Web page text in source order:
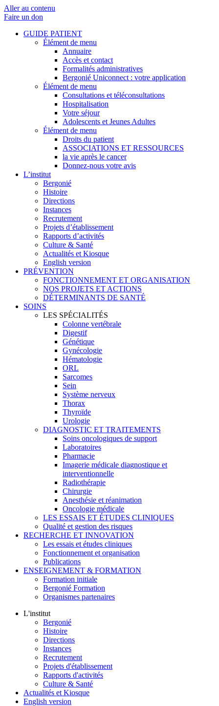
Aller au contenu
Faire un don
GUIDE PATIENT
Élément de menu
Annuaire
Accès et contact
Formalités administratives
Bergonié Uniconnect : votre application
Élément de menu
Consultations et téléconsultations
Hospitalisation
Votre séjour
Adolescents et Jeunes Adultes
Élément de menu
Droits du patient
ASSOCIATIONS ET RESSOURCES
la vie après le cancer
Donnez-nous votre avis
L’institut
Bergonié
Histoire
Directions
Instances
Recrutement
Projets d’établissement
Rapports d’activités
Culture & Santé
Actualités et Kiosque
English version
PRÉVENTION
FONCTIONNEMENT ET ORGANISATION
NOS PROJETS ET ACTIONS
DÉTERMINANTS DE SANTÉ
SOINS
LES SPÉCIALITÉS
Colonne vertébrale
Digestif
Génétique
Gynécologie
Hématologie
ORL
Sarcomes
Sein
Système nerveux
Thorax
Thyroïde
Urologie
DIAGNOSTIC ET TRAITEMENTS
Soins oncologiques de support
Laboratoires
Pharmacie
Imagerie médicale diagnostique et
interventionnelle
Radiothérapie
Chirurgie
Anesthésie et réanimation
Oncologie médicale
LES ESSAIS ET ÉTUDES CLINIQUES
Qualité et gestion des risques
RECHERCHE ET INNOVATION
Les essais et études cliniques
Fonctionnement et organisation
Publications
ENSEIGNEMENT & FORMATION
Formation initiale
Bergonié Formation
Organismes partenaires
L'institut
Bergonié
Histoire
Directions
Instances
Recrutement
Projets d'établissement
Rapports d'activités
Culture & Santé
Actualités et Kiosque
English version